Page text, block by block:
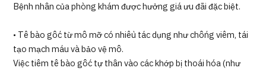
Bệnh nhân của phòng khám được hưởng giá ưu đãi đặc biệt.
• Tế bào gốc từ mô mỡ có nhiều tác dụng như chống viêm, tái
tạo mạch máu và bảo vệ mô.
Việc tiêm tế bào gốc tự thân vào các khớp bị thoái hóa (như